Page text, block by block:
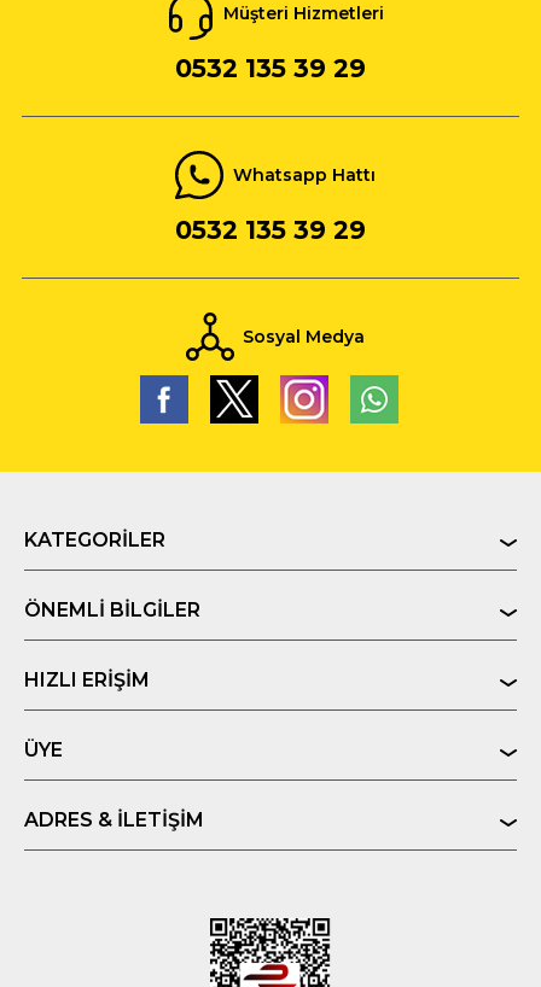
Müşteri Hizmetleri
0532 135 39 29
Whatsapp Hattı
0532 135 39 29
Sosyal Medya
KATEGORILER
ÖNEMLI BILGILER
HIZLI ERIŞIM
ÜYE
ADRES & İLETIŞIM